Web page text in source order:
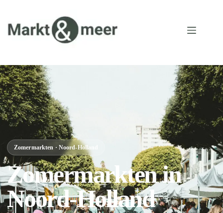
Zomermarkten · Noord-Holland
Zomermarkten in
Noord-Holland